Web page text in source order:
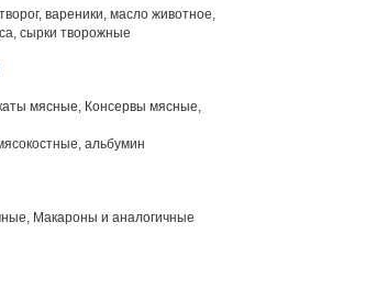
вареники, масло животное,
сырки творожные
мясные, Консервы мясные,
альбумин
Макароны и аналогичные